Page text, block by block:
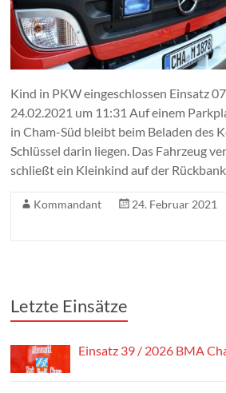
Kind in PKW eingeschlossen Einsatz
24.02.2021 um 11:31 Auf einem
in Cham-Süd bleibt beim Beladen des
Schlüssel darin liegen. Das Fahrzeug
schließt ein Kleinkind auf der Rückbank
Kommandant 24. Februar 2021
Letzte Einsätze
Einsatz 39 / 2026 BMA